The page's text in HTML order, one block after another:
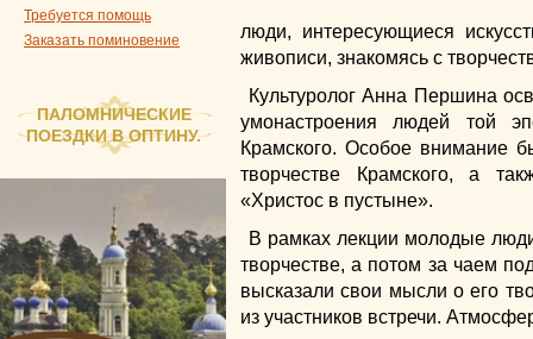
Требуется помощь
Заказать поминовение
ПАЛОМНИЧЕСКИЕ
ПОЕЗДКИ В ОПТИНУ.
люди, интересующиеся
живописи, знакомясь с
Культуролог Анна Першина
умонастроения людей той
Крамского. Особое внимание
творчестве Крамского, а
«Христос в пустыне».
В рамках лекции молодые
творчестве, а потом за чаем
высказали свои мысли о его
из участников встречи.